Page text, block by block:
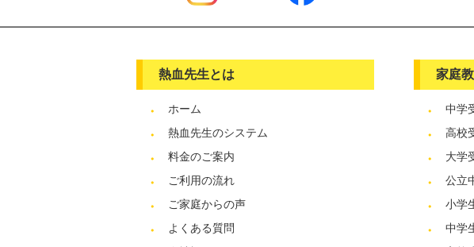
熱血先生とは
ホーム
熱血先生のシステム
料金のご案内
ご利用の流れ
ご家庭からの声
よくある質問
家庭
中学
高校
大学
公立
小学
中学